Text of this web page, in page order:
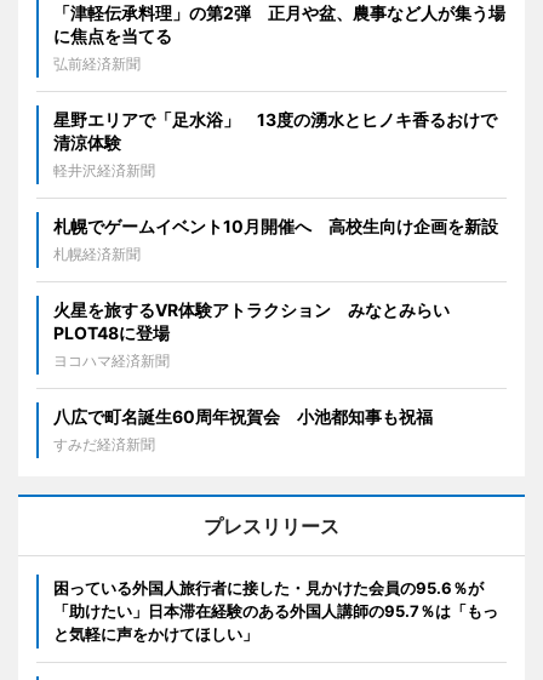
「津軽伝承料理」の第2弾 正月や盆、農事など人が集う場
に焦点を当てる
弘前経済新聞
星野エリアで「足水浴」 13度の湧水とヒノキ香るおけで
清涼体験
軽井沢経済新聞
札幌でゲームイベント10月開催へ 高校生向け企画を新設
札幌経済新聞
火星を旅するVR体験アトラクション みなとみらい
PLOT48に登場
ヨコハマ経済新聞
八広で町名誕生60周年祝賀会 小池都知事も祝福
すみだ経済新聞
プレスリリース
困っている外国人旅行者に接した・見かけた会員の95.6％が
「助けたい」日本滞在経験のある外国人講師の95.7％は「もっ
と気軽に声をかけてほしい」